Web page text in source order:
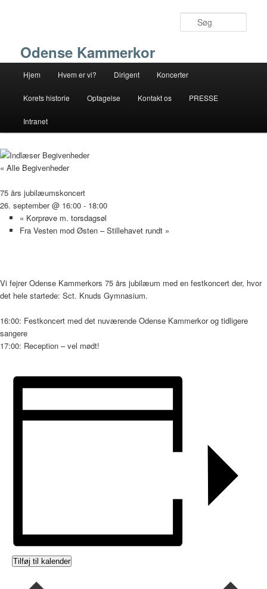
Odense Kammerkor
Hjem Hvem er vi? Dirigent Koncerter
Korets historie Optagelse Kontakt os PRESSE
Intranet
« Alle Begivenheder
75 års jubilæumskoncert
26. september @ 16:00 - 18:00
« Korprøve m. torsdagsøl
Fra Vesten mod Østen – Stillehavet rundt »
Vi fejrer Odense Kammerkors 75 års jubilæum med en festkoncert der, hvor
det hele startede: Sct. Knuds Gymnasium.
16:00: Festkoncert med det nuværende Odense Kammerkor og tidligere
sangere
17:00: Reception – vel mødt!
Tilføj til kalender